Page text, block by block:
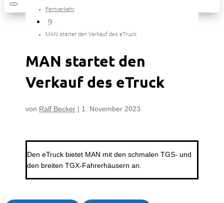
Fernverkehr
9
MAN startet den Verkauf des eTruck
MAN startet den
Verkauf des eTruck
von Ralf Becker | 1. November 2023
Den eTruck bietet MAN mit den schmalen TGS- und
den breiten TGX-Fahrerhäusern an.